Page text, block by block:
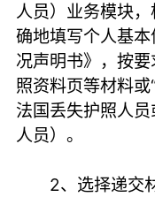
人员）业务模块
确地填写个人基
况声明书》，按
照资料页等材料
法国丢失护照人
人员）。
2、选择递交材